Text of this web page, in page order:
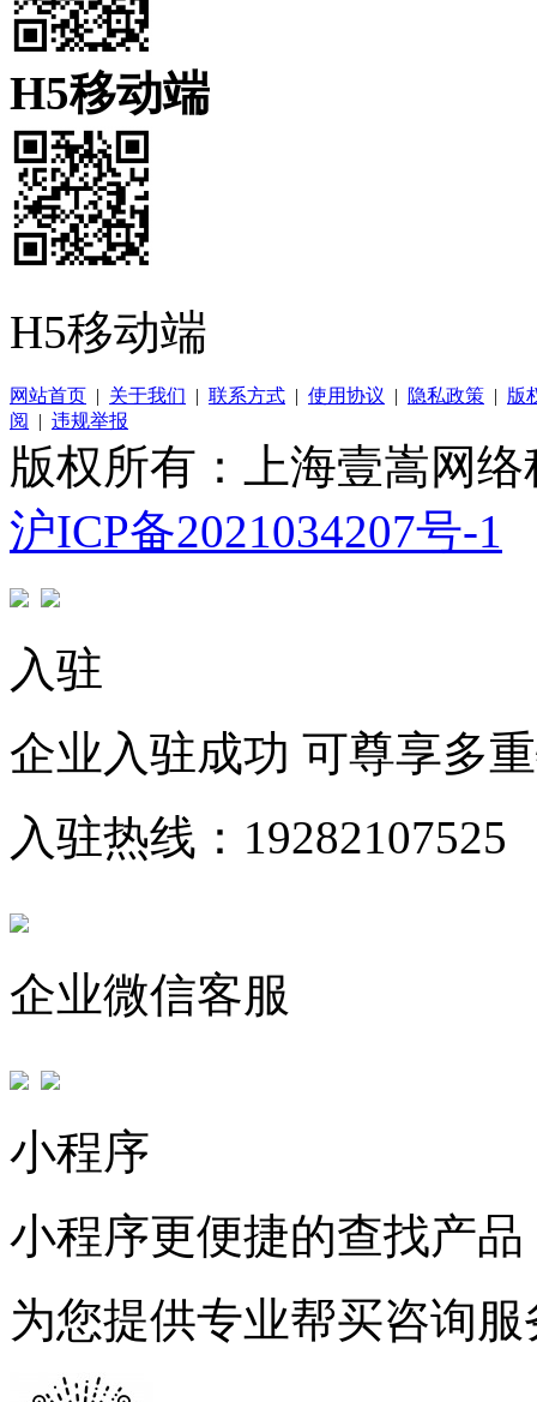
H5移动端
H5移动端
网站首页 | 关于我们 | 联系方式 | 使用协议 | 隐私政策 | 版
阅
| 违规举报
版权所有：上海壹嵩网
沪ICP备2021034207号-1
入驻
企业入驻成功 可尊享多
入驻热线：19282107525
企业微信客服
小程序
小程序更便捷的查找产品
为您提供专业帮买咨询服